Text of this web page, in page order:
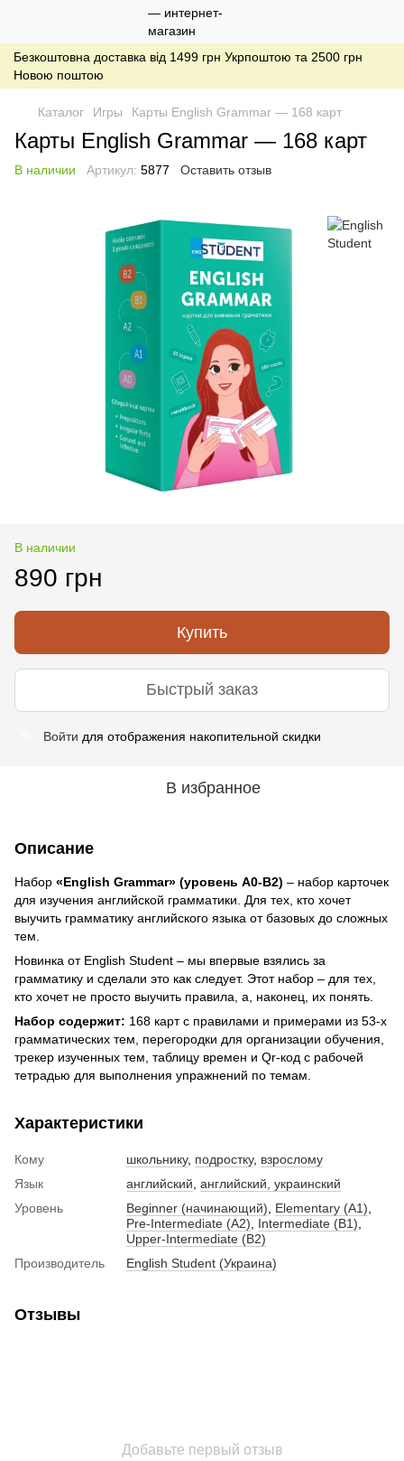
Безкоштовна доставка від 1499 грн Укрпоштою та 2500 грн
Новою поштою
Каталог Игры Карты English Grammar — 168 карт
Карты English Grammar — 168 карт
В наличии Артикул: 5877 Оставить отзыв
В наличии
890 грн
Купить
Быстрый заказ
Войти для отображения накопительной скидки
В избранное
Описание
Набор «English Grammar» (уровень А0-В2) – набор карточек
для изучения английской грамматики. Для тех, кто хочет
выучить грамматику английского языка от базовых до сложных
тем.
Новинка от English Student – ​​мы впервые взялись за
грамматику и сделали это как следует. Этот набор – для тех,
кто хочет не просто выучить правила, а, наконец, их понять.
Набор содержит: 168 карт с правилами и примерами из 53-х
грамматических тем, перегородки для организации обучения,
трекер изученных тем, таблицу времен и Qr-код с рабочей
тетрадью для выполнения упражнений по темам.
Характеристики
Кому школьнику, подростку, взрослому
Язык
английский английский, украинский
Уровень
Beginner (начинающий) Elementary (A1)
Pre-Intermediate (A2)
Intermediate (B1)
Upper-Intermediate (B2)
Производитель
English Student (Украина)
Отзывы
Добавьте первый отзыв